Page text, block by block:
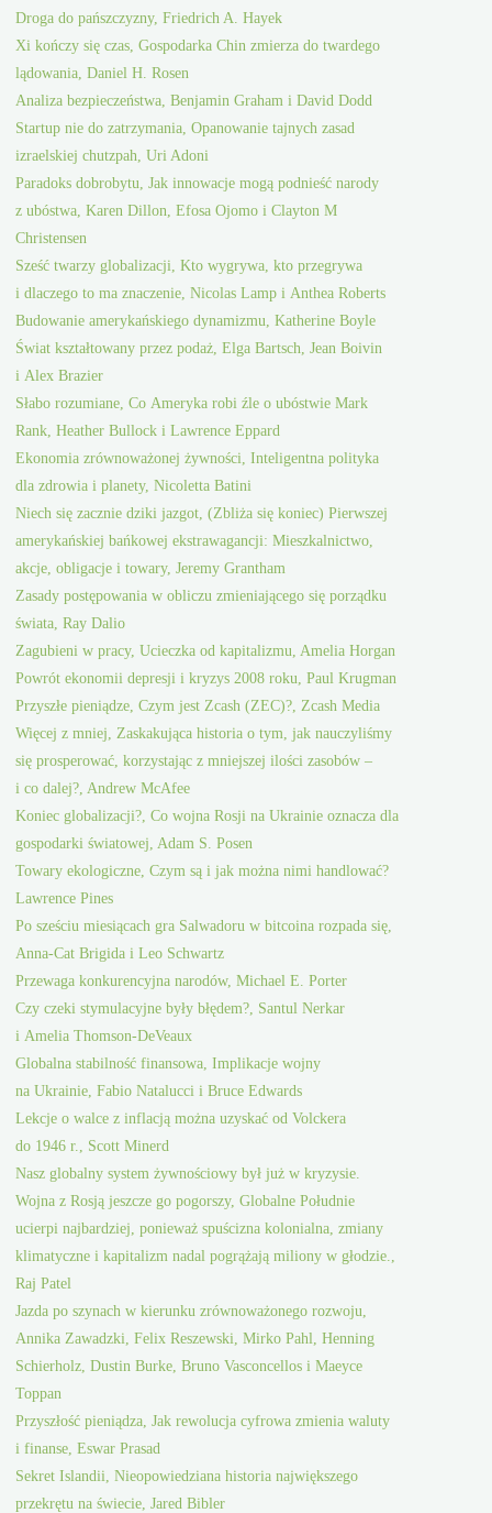
Droga do pańszczyzny, Friedrich A. Hayek
Xi kończy się czas, Gospodarka Chin zmierza do twardego
lądowania, Daniel H. Rosen
Analiza bezpieczeństwa, Benjamin Graham i David Dodd
Startup nie do zatrzymania, Opanowanie tajnych zasad
izraelskiej chutzpah, Uri Adoni
Paradoks dobrobytu, Jak innowacje mogą podnieść narody
z ubóstwa, Karen Dillon, Efosa Ojomo i Clayton M
Christensen
Sześć twarzy globalizacji, Kto wygrywa, kto przegrywa
i dlaczego to ma znaczenie, Nicolas Lamp i Anthea Roberts
Budowanie amerykańskiego dynamizmu, Katherine Boyle
Świat kształtowany przez podaż, Elga Bartsch, Jean Boivin
i Alex Brazier
Słabo rozumiane, Co Ameryka robi źle o ubóstwie Mark
Rank, Heather Bullock i Lawrence Eppard
Ekonomia zrównoważonej żywności, Inteligentna polityka
dla zdrowia i planety, Nicoletta Batini
Niech się zacznie dziki jazgot, (Zbliża się koniec) Pierwszej
amerykańskiej bańkowej ekstrawagancji: Mieszkalnictwo,
akcje, obligacje i towary, Jeremy Grantham
Zasady postępowania w obliczu zmieniającego się porządku
świata, Ray Dalio
Zagubieni w pracy, Ucieczka od kapitalizmu, Amelia Horgan
Powrót ekonomii depresji i kryzys 2008 roku, Paul Krugman
Przyszłe pieniądze, Czym jest Zcash (ZEC)?, Zcash Media
Więcej z mniej, Zaskakująca historia o tym, jak nauczyliśmy
się prosperować, korzystając z mniejszej ilości zasobów –
i co dalej?, Andrew McAfee
Koniec globalizacji?, Co wojna Rosji na Ukrainie oznacza dla
gospodarki światowej, Adam S. Posen
Towary ekologiczne, Czym są i jak można nimi handlować?
Lawrence Pines
Po sześciu miesiącach gra Salwadoru w bitcoina rozpada się,
Anna-Cat Brigida i Leo Schwartz
Przewaga konkurencyjna narodów, Michael E. Porter
Czy czeki stymulacyjne były błędem?, Santul Nerkar
i Amelia Thomson-DeVeaux
Globalna stabilność finansowa, Implikacje wojny
na Ukrainie, Fabio Natalucci i Bruce Edwards
Lekcje o walce z inflacją można uzyskać od Volckera
do 1946 r., Scott Minerd
Nasz globalny system żywnościowy był już w kryzysie.
Wojna z Rosją jeszcze go pogorszy, Globalne Południe
ucierpi najbardziej, ponieważ spuścizna kolonialna, zmiany
klimatyczne i kapitalizm nadal pogrążają miliony w głodzie.,
Raj Patel
Jazda po szynach w kierunku zrównoważonego rozwoju,
Annika Zawadzki, Felix Reszewski, Mirko Pahl, Henning
Schierholz, Dustin Burke, Bruno Vasconcellos i Maeyce
Toppan
Przyszłość pieniądza, Jak rewolucja cyfrowa zmienia waluty
i finanse, Eswar Prasad
Sekret Islandii, Nieopowiedziana historia największego
przekrętu na świecie, Jared Bibler